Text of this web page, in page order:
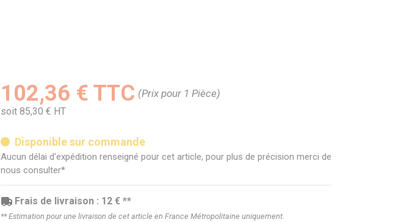
102,36 € TTC (Prix pour 1 Pièce)
soit 85,30 € HT
Disponible sur commande
Aucun délai d'expédition renseigné pour cet article, pour plus de précision merci de
nous consulter*
Frais de livraison : 12 € **
** Estimation pour une livraison de cet article en France Métropolitaine uniquement.